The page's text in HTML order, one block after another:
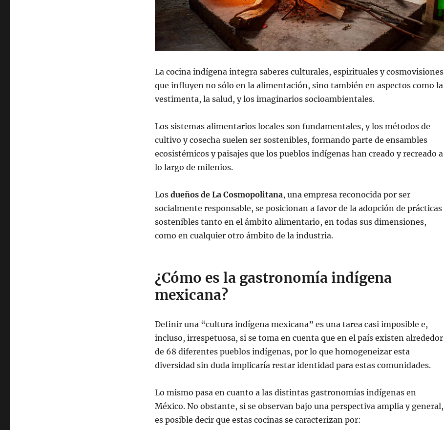
La cocina indígena integra saberes culturales, espirituales y cosmovisiones
que influyen no sólo en la alimentación, sino también en aspectos como la
vestimenta, la salud, y los imaginarios socioambientales.
Los sistemas alimentarios locales son fundamentales, y los métodos de
cultivo y cosecha suelen ser sostenibles, formando parte de ensambles
ecosistémicos y paisajes que los pueblos indígenas han creado y recreado a
lo largo de milenios.
Los dueños de La Cosmopolitana, una empresa reconocida por ser
socialmente responsable, se posicionan a favor de la adopción de prácticas
sostenibles tanto en el ámbito alimentario, en todas sus dimensiones,
como en cualquier otro ámbito de la industria.
¿Cómo es la gastronomía indígena
mexicana?
Definir una “cultura indígena mexicana” es una tarea casi imposible e,
incluso, irrespetuosa, si se toma en cuenta que en el país existen alrededor
de 68 diferentes pueblos indígenas, por lo que homogeneizar esta
diversidad sin duda implicaría restar identidad para estas comunidades.
Lo mismo pasa en cuanto a las distintas gastronomías indígenas en
México. No obstante, si se observan bajo una perspectiva amplia y general,
es posible decir que estas cocinas se caracterizan por: